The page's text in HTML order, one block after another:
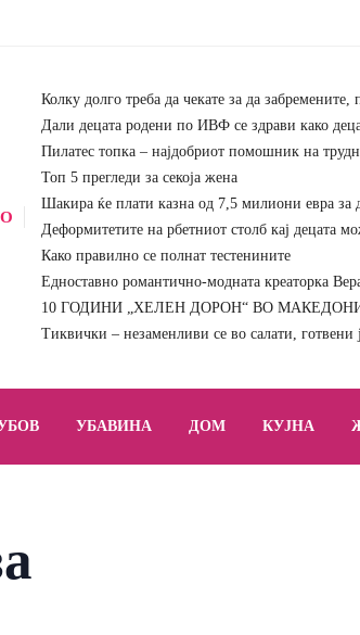
Колку долго треба да чекате за да забремените,
Дали децата родени по ИВФ се здрави како
Пилатес топка – најдобриот помошник на
Топ 5 прегледи за секоја жена
Шакира ќе плати казна од 7,5 милиони евра за
Деформитетите на рбетниот столб кај децата
Како правилно се полнат тестенините
Едноставно романтично-модната креаторка
10 ГОДИНИ „ХЕЛЕН ДОРОН“ ВО
Тиквички – незаменливи се во салати, готвени
УБАВИНА ДОМ КУЈНА